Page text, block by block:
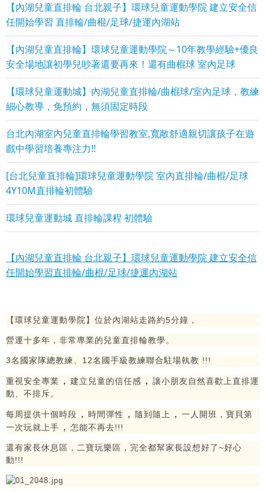
【內湖兒童直排輪 台北親子】環球兒童運動學院 建立安全信
任開始學習 直排輪/曲棍/足球/捷運內湖站
【內湖兒童直排輪】環球兒童運動學院～10年教學經驗+優良
安全場地讓初學兒吵著還要再來！還有曲棍球 室內足球
【環球兒童運動城】內湖兒童直排輪/曲棍球/室內足球，教練
細心教導，免預約，無須固定時段
台北內湖室內兒童直排輪學習教室,寬敞舒適親切讓孩子在遊
戲中學習培養專注力!!
[台北兒童直排輪]環球兒童運動學院 室內直排輪/曲棍/足球
4Y10M直排輪初體驗
環球兒童運動城 直排輪課程 初體驗
【內湖兒童直排輪 台北親子】環球兒童運動學院 建立安全信
任開始學習直排輪/曲棍/足球/捷運內湖站
【環球兒童運動學院】位於內湖站走路約5分鐘，
營運十多年，非常專業的兒童直排輪教學。
3名國家隊總教練、12名國手級教練聯合駐場執教 !!!
重視安全專業 ， 建立兒童的信任感 ， 讓小朋友自然喜歡上直排運
動、不排斥。
每周提供十個時段 ， 時間彈性 ， 隨到隨上 ， 一人開班，寶貝第
一次玩就上手 ， 怎能不再去!!!
還有家長休息區，二寶玩樂區，完全都幫家長設想好了~好心
動!!!